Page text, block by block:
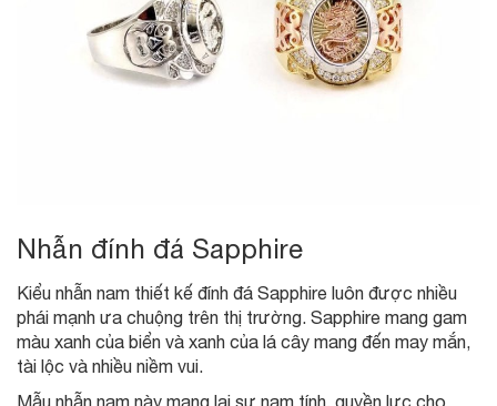
Nhẫn đính đá Sapphire
Kiểu nhẫn nam thiết kế đính đá Sapphire luôn được nhiều
phái mạnh ưa chuộng trên thị trường. Sapphire mang gam
màu xanh của biển và xanh của lá cây mang đến may mắn,
tài lộc và nhiều niềm vui.
Mẫu nhẫn nam này mang lại sự nam tính, quyền lực cho